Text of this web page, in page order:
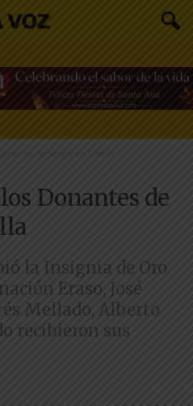
de Sangre en Corella
Donantes de
la Insignia de Oro
Eraso, José
Mellado, Alberto
recibieron sus